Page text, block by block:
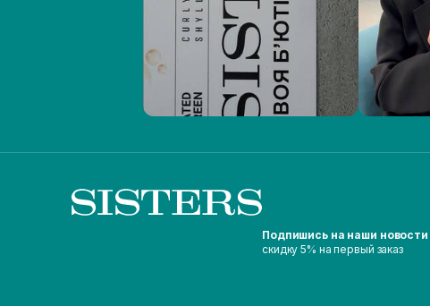
Подпишись на наши новости
скидку 5% на первый заказ